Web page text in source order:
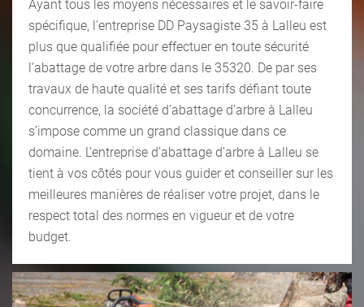
Ayant tous les moyens nécessaires et le savoir-faire
spécifique, l’entreprise DD Paysagiste 35 à Lalleu est
plus que qualifiée pour effectuer en toute sécurité
l’abattage de votre arbre dans le 35320. De par ses
travaux de haute qualité et ses tarifs défiant toute
concurrence, la société d’abattage d’arbre à Lalleu
s’impose comme un grand classique dans ce
domaine. L’entreprise d’abattage d’arbre à Lalleu se
tient à vos côtés pour vous guider et conseiller sur les
meilleures manières de réaliser votre projet, dans le
respect total des normes en vigueur et de votre
budget.